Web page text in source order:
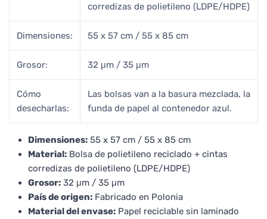
corredizas de polietileno (LDPE/HDPE)
Dimensiones: 55 x 57 cm / 55 x 85 cm
Grosor: 32 μm / 35 μm
Cómo
desecharlas:
Las bolsas van a la basura mezclada, la
funda de papel al contenedor azul.
Dimensiones: 55 x 57 cm / 55 x 85 cm
Material: Bolsa de polietileno reciclado + cintas
corredizas de polietileno (LDPE/HDPE)
Grosor: 32 μm / 35 μm
País de origen: Fabricado en Polonia
Material del envase: Papel reciclable sin laminado